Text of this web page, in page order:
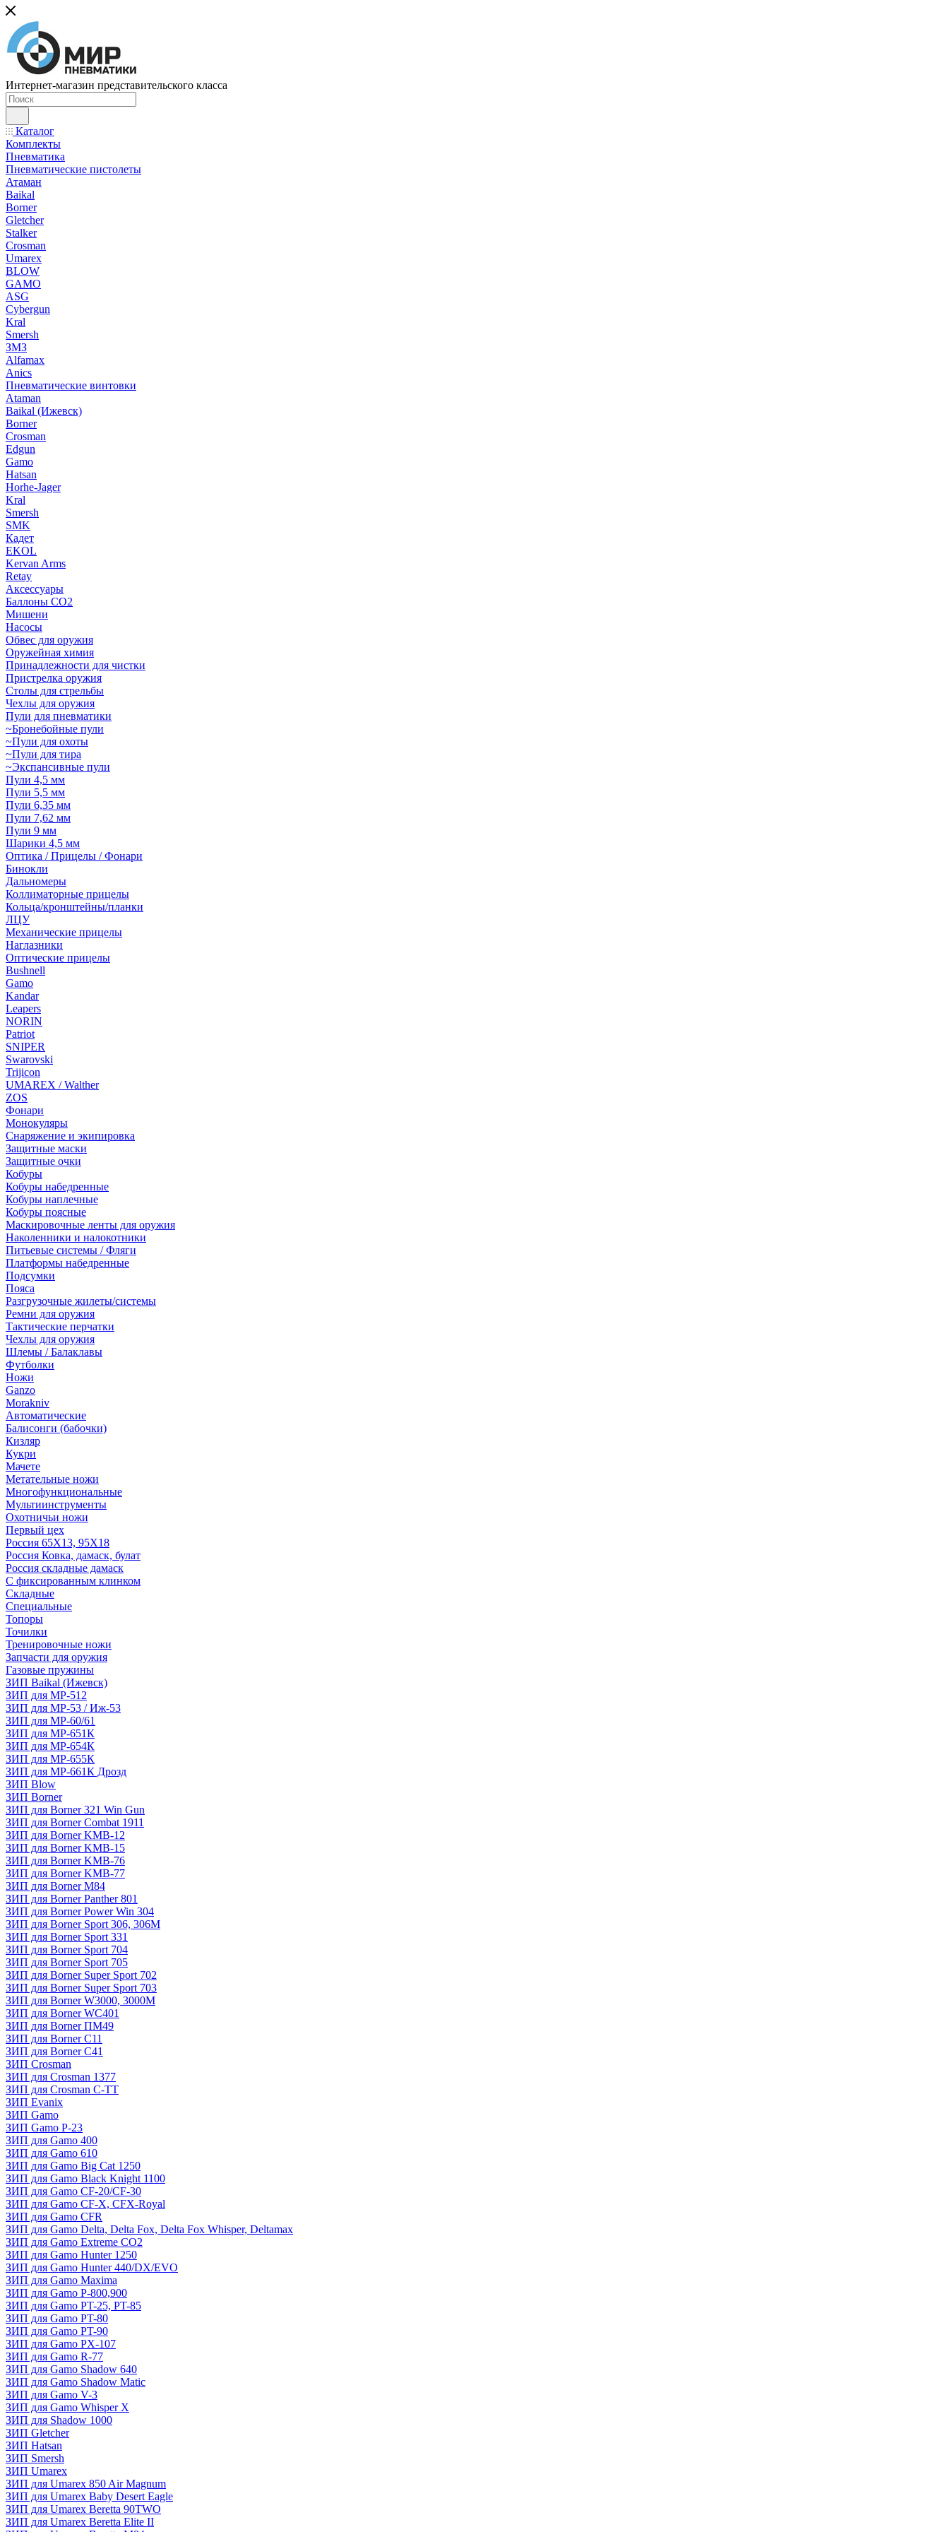
Интернет-магазин представительского класса
Каталог
Комплекты
Пневматика
Пневматические пистолеты
Атаман
Baikal
Borner
Gletcher
Stalker
Crosman
Umarex
BLOW
GAMO
ASG
Cybergun
Kral
Smersh
ЗМЗ
Alfamax
Anics
Пневматические винтовки
Ataman
Baikal (Ижевск)
Borner
Crosman
Edgun
Gamo
Hatsan
Horhe-Jager
Kral
Smersh
SMK
Кадет
EKOL
Kervan Arms
Retay
Аксессуары
Баллоны СО2
Мишени
Насосы
Обвес для оружия
Оружейная химия
Принадлежности для чистки
Пристрелка оружия
Столы для стрельбы
Чехлы для оружия
Пули для пневматики
~Бронебойные пули
~Пули для охоты
~Пули для тира
~Экспансивные пули
Пули 4,5 мм
Пули 5,5 мм
Пули 6,35 мм
Пули 7,62 мм
Пули 9 мм
Шарики 4,5 мм
Оптика / Прицелы / Фонари
Бинокли
Дальномеры
Коллиматорные прицелы
Кольца/кронштейны/планки
ЛЦУ
Механические прицелы
Наглазники
Оптические прицелы
Bushnell
Gamo
Kandar
Leapers
NORIN
Patriot
SNIPER
Swarovski
Trijicon
UMAREX / Walther
ZOS
Фонари
Монокуляры
Снаряжение и экипировка
Защитные маски
Защитные очки
Кобуры
Кобуры набедренные
Кобуры наплечные
Кобуры поясные
Маскировочные ленты для оружия
Наколенники и налокотники
Питьевые системы / Фляги
Платформы набедренные
Подсумки
Пояса
Разгрузочные жилеты/системы
Ремни для оружия
Тактические перчатки
Чехлы для оружия
Шлемы / Балаклавы
Футболки
Ножи
Ganzo
Morakniv
Автоматические
Балисонги (бабочки)
Кизляр
Кукри
Мачете
Метательные ножи
Многофункциональные
Мультиинструменты
Охотничьи ножи
Первый цех
Россия 65Х13, 95Х18
Россия Ковка, дамаск, булат
Россия складные дамаск
С фиксированным клинком
Складные
Специальные
Топоры
Точилки
Тренировочные ножи
Запчасти для оружия
Газовые пружины
ЗИП Baikal (Ижевск)
ЗИП для МР-512
ЗИП для МР-53 / Иж-53
ЗИП для МР-60/61
ЗИП для МР-651К
ЗИП для МР-654К
ЗИП для МР-655К
ЗИП для МР-661К Дрозд
ЗИП Blow
ЗИП Borner
ЗИП для Borner 321 Win Gun
ЗИП для Borner Combat 1911
ЗИП для Borner KMB-12
ЗИП для Borner KMB-15
ЗИП для Borner KMB-76
ЗИП для Borner KMB-77
ЗИП для Borner M84
ЗИП для Borner Panther 801
ЗИП для Borner Power Win 304
ЗИП для Borner Sport 306, 306M
ЗИП для Borner Sport 331
ЗИП для Borner Sport 704
ЗИП для Borner Sport 705
ЗИП для Borner Super Sport 702
ЗИП для Borner Super Sport 703
ЗИП для Borner W3000, 3000М
ЗИП для Borner WC401
ЗИП для Borner ПМ49
ЗИП для Borner С11
ЗИП для Borner С41
ЗИП Crosman
ЗИП для Crosman 1377
ЗИП для Crosman C-TT
ЗИП Evanix
ЗИП Gamo
ЗИП Gamo P-23
ЗИП для Gamo 400
ЗИП для Gamo 610
ЗИП для Gamo Big Cat 1250
ЗИП для Gamo Black Knight 1100
ЗИП для Gamo CF-20/CF-30
ЗИП для Gamo CF-X, CFX-Royal
ЗИП для Gamo CFR
ЗИП для Gamo Delta, Delta Fox, Delta Fox Whisper, Deltamax
ЗИП для Gamo Extreme CO2
ЗИП для Gamo Hunter 1250
ЗИП для Gamo Hunter 440/DX/EVO
ЗИП для Gamo Maxima
ЗИП для Gamo P-800,900
ЗИП для Gamo PT-25, PT-85
ЗИП для Gamo PT-80
ЗИП для Gamo PT-90
ЗИП для Gamo PX-107
ЗИП для Gamo R-77
ЗИП для Gamo Shadow 640
ЗИП для Gamo Shadow Matic
ЗИП для Gamo V-3
ЗИП для Gamo Whisper X
ЗИП для Shadow 1000
ЗИП Gletcher
ЗИП Hatsan
ЗИП Smersh
ЗИП Umarex
ЗИП для Umarex 850 Air Magnum
ЗИП для Umarex Baby Desert Eagle
ЗИП для Umarex Beretta 90TWO
ЗИП для Umarex Beretta Elite II